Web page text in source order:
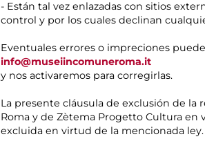
- Están tal vez enlazadas con sitios
control y por los cuales declinan
Eventuales errores o impreciones
info@museiincomuneroma.it
y nos activaremos para corregirlas.
La presente cláusula de exclusión de
Roma y de Zètema Progetto Cultura en
excluida en virtud de la mencionada ley.